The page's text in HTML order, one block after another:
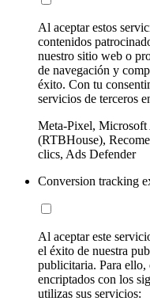
Al aceptar estos
contenidos
nuestro sitio web o
de navegación y
éxito. Con tu
servicios de terceros
Meta-Pixel, Microsoft
(RTBHouse),
clics, Ads Defender
Conversion tracking
Al aceptar este
el éxito de nuestra
publicitaria. Para ello,
encriptados con los
utilizas sus servicios: